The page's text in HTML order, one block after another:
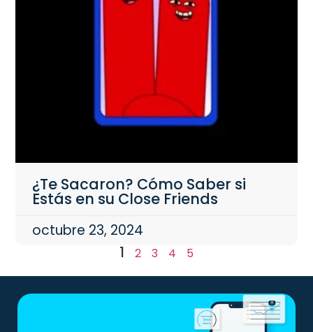
¿Te Sacaron? Cómo Saber si
Estás en su Close Friends
octubre 23, 2024
1
2 3 4 5